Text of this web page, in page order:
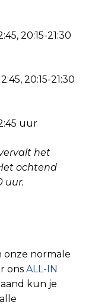
20:15-21:30
20:15-21:30
uur
het
ochtend
uur.
onze normale
ons ALL-IN
kun je